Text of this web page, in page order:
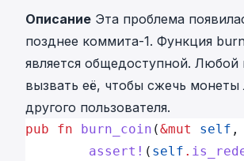
Описание Эта проблема
позднее коммита-1. Функция
является общедоступной.
вызвать её, чтобы сжечь монеты
другого пользователя.
pub fn burn_coin (&mut self ,
        assert!
( self .